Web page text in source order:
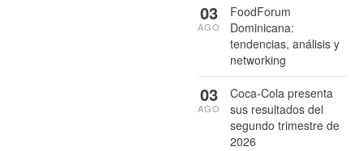
FoodForum
Dominicana:
tendencias, análisis y
networking
03
AGO
Coca-Cola presenta
sus resultados del
segundo trimestre de
2026
03
AGO